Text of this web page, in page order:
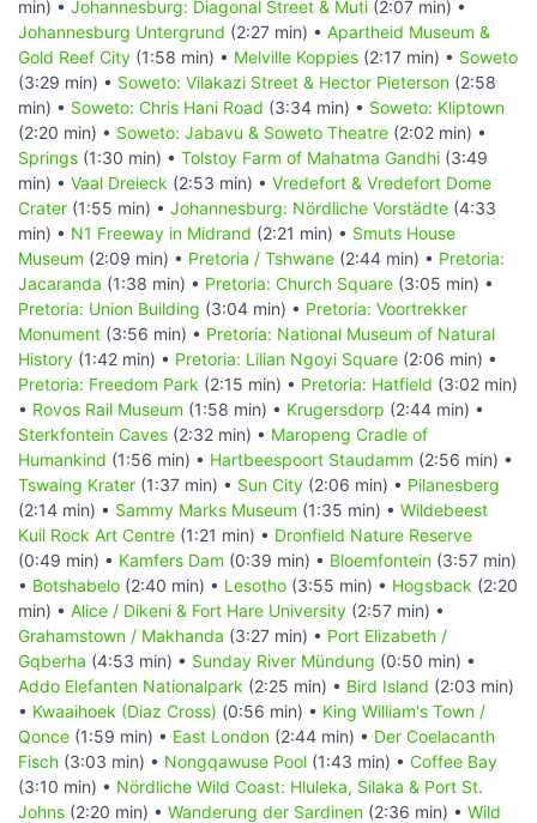
min) • Johannesburg: Diagonal Street & Muti (2:07 min) •
Johannesburg Untergrund (2:27 min) • Apartheid Museum &
Gold Reef City (1:58 min) • Melville Koppies (2:17 min) • Soweto
(3:29 min) • Soweto: Vilakazi Street & Hector Pieterson (2:58
min) • Soweto: Chris Hani Road (3:34 min) • Soweto: Kliptown
(2:20 min) • Soweto: Jabavu & Soweto Theatre (2:02 min) •
Springs (1:30 min) • Tolstoy Farm of Mahatma Gandhi (3:49
min) • Vaal Dreieck (2:53 min) • Vredefort & Vredefort Dome
Crater (1:55 min) • Johannesburg: Nördliche Vorstädte (4:33
min) • N1 Freeway in Midrand (2:21 min) • Smuts House
Museum (2:09 min) • Pretoria / Tshwane (2:44 min) • Pretoria:
Jacaranda (1:38 min) • Pretoria: Church Square (3:05 min) •
Pretoria: Union Building (3:04 min) • Pretoria: Voortrekker
Monument (3:56 min) • Pretoria: National Museum of Natural
History (1:42 min) • Pretoria: Lilian Ngoyi Square (2:06 min) •
Pretoria: Freedom Park (2:15 min) • Pretoria: Hatfield (3:02 min)
• Rovos Rail Museum (1:58 min) • Krugersdorp (2:44 min) •
Sterkfontein Caves (2:32 min) • Maropeng Cradle of
Humankind (1:56 min) • Hartbeespoort Staudamm (2:56 min) •
Tswaing Krater (1:37 min) • Sun City (2:06 min) • Pilanesberg
(2:14 min) • Sammy Marks Museum (1:35 min) • Wildebeest
Kuil Rock Art Centre (1:21 min) • Dronfield Nature Reserve
(0:49 min) • Kamfers Dam (0:39 min) • Bloemfontein (3:57 min)
• Botshabelo (2:40 min) • Lesotho (3:55 min) • Hogsback (2:20
min) • Alice / Dikeni & Fort Hare University (2:57 min) •
Grahamstown / Makhanda (3:27 min) • Port Elizabeth /
Gqberha (4:53 min) • Sunday River Mündung (0:50 min) •
Addo Elefanten Nationalpark (2:25 min) • Bird Island (2:03 min)
• Kwaaihoek (Diaz Cross) (0:56 min) • King William's Town /
Qonce (1:59 min) • East London (2:44 min) • Der Coelacanth
Fisch (3:03 min) • Nongqawuse Pool (1:43 min) • Coffee Bay
(3:10 min) • Nördliche Wild Coast: Hluleka, Silaka & Port St.
Johns (2:20 min) • Wanderung der Sardinen (2:36 min) • Wild